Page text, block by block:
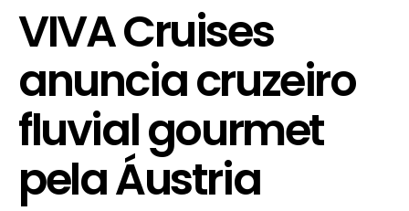
VIVA Cruises
anuncia cruzeiro
fluvial gourmet
pela Áustria